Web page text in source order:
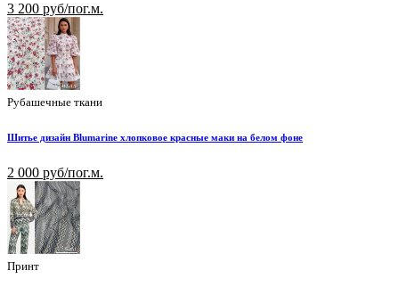
3 200 руб/пог.м.
Рубашечные ткани
Шитье дизайн Blumarine хлопковое красные маки на белом фоне
2 000 руб/пог.м.
Принт